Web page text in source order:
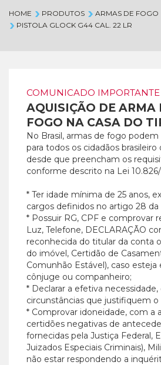
HOME PRODUTOS ARMAS DE FOGO
PISTOLA GLOCK G44 CAL. 22 LR
COMUNICADO IMPORTANTE
AQUISIÇÃO DE ARMA
FOGO NA CASA DO
No Brasil, armas de fogo
para todos os cidadãos
desde que preencham os
conforme descrito na Lei
* Ter idade mínima de 25 anos,
cargos definidos no artigo 28 da
* Possuir RG, CPF e comprovar
Luz, Telefone, DECLARAÇÃO
reconhecida do titular da conta
do imóvel, Certidão de
Comunhão Estável), caso
cônjuge ou companheiro;
* Declarar a efetiva
circunstâncias que justifiquem o
* Comprovar idoneidade, com a
certidões negativas de
fornecidas pela Justiça Federal,
Juizados Especiais Criminais),
não estar respondendo a